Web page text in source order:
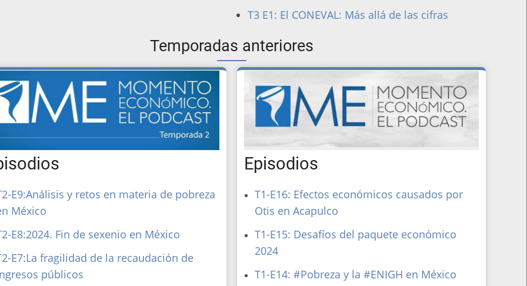
T3 E1: El CONEVAL: Más allá de las cifras
Temporadas anteriores
E9:Análisis y retos en materia de pobreza
México
E8:2024. Fin de sexenio en México
E7:La fragilidad de la recaudación de
públicos
Episodios
T1-E16: Efectos económicos causados por
Otis en Acapulco
T1-E15: Desafíos del paquete económico
2024
T1-E14: #Pobreza y la #ENIGH en México